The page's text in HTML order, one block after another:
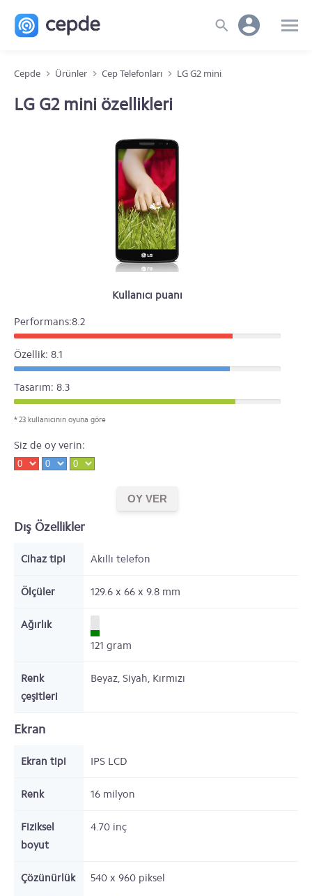
Cepde Ürünler Cep Telefonları LG G2 mini
LG G2 mini özellikleri
Kullanıcı puanı
Performans:8.2
Özellik: 8.1
Tasarım: 8.3
* 23 kullanıcının oyuna göre
Siz de oy verin:
Dış Özellikler
Cihaz tipi Akıllı telefon
Ölçüler 129.6 x 66 x 9.8 mm
Ağırlık
121 gram
Renk
çeşitleri
Beyaz, Siyah, Kırmızı
Ekran
Ekran tipi IPS LCD
Renk 16 milyon
Fiziksel
boyut
4.70 inç
Çözünürlük 540 x 960 piksel